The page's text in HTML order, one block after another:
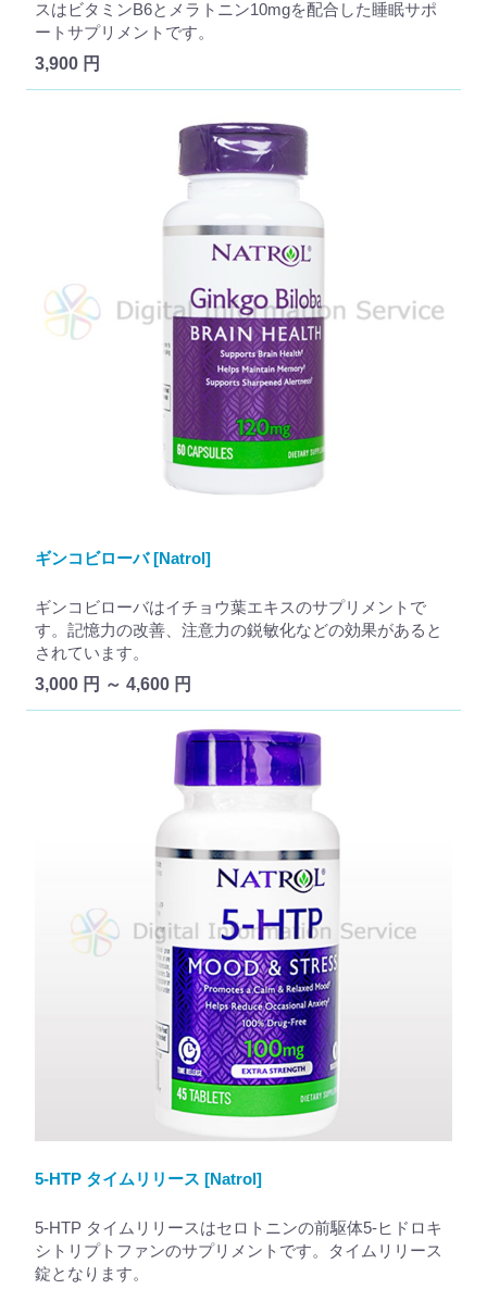
スはビタミンB6とメラトニン10mgを配合した睡眠サポ
ートサプリメントです。
3,900 円
ギンコビローバ [Natrol]
ギンコビローバはイチョウ葉エキスのサプリメントで
す。記憶力の改善、注意力の鋭敏化などの効果があると
されています。
3,000 円 ～ 4,600 円
5-HTP タイムリリース [Natrol]
5-HTP タイムリリースはセロトニンの前駆体5-ヒドロキ
シトリプトファンのサプリメントです。タイムリリース
錠となります。